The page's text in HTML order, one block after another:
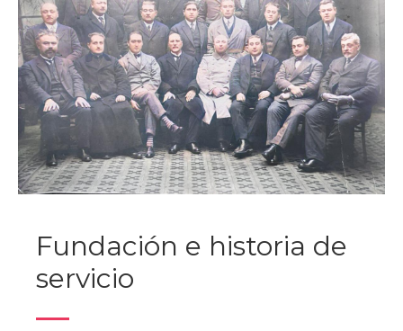
Fundación e historia de
servicio